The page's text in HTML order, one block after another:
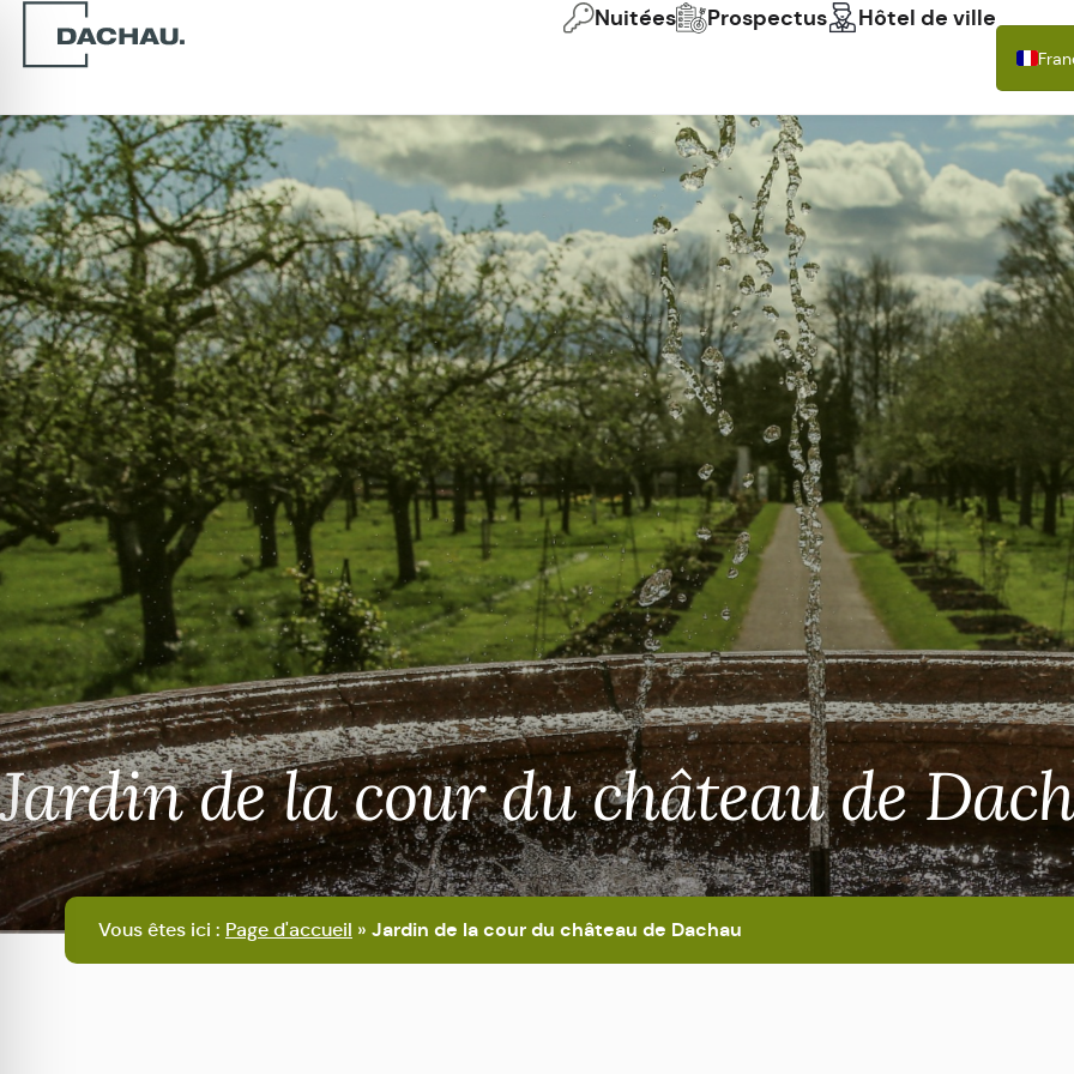
Nuitées Prospectus Hôtel de ville
Vous êtes ici : Page d'accueil » Jardin de la cour du château de Dachau
Jardin de la cour du château de